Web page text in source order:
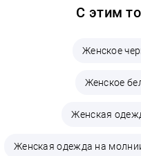
С этим
Женское
Женское
Женская
Женская одежда на